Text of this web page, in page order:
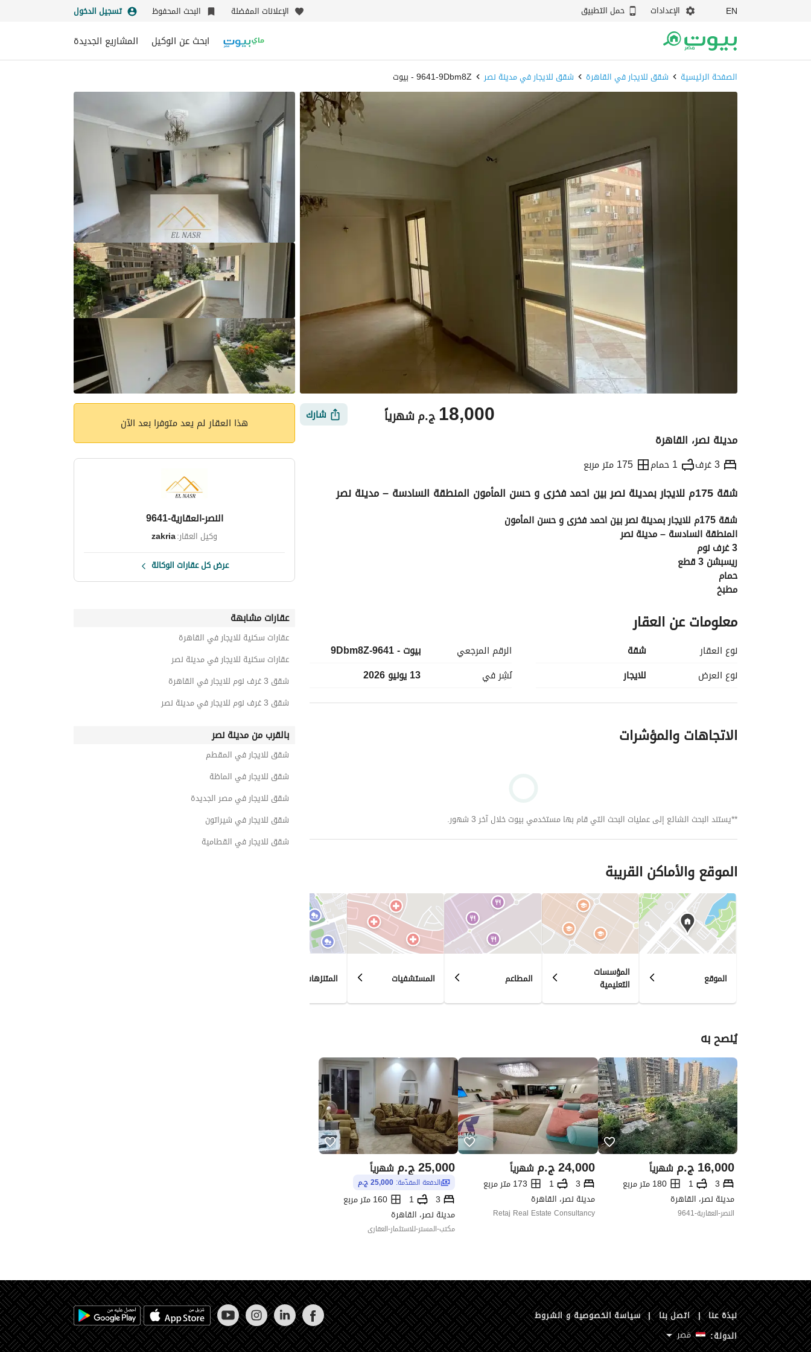
EN الإعدادات حمل التطبيق الإعلانات المفضلة البحث المحفوظ تسجيل الدخول
ابحث عن الوكيل المشاريع الجديدة
الصفحة الرئيسية شقق للايجار في القاهرة شقق للايجار في مدينة نصر 9641-9Dbm8Z - بيوت
ج.م18,000 شهرياً شارك
مدينة نصر، القاهرة
3 غرف 1 حمام 175 متر مربع
شقة 175م للايجار بمدينة نصر بين احمد فخرى و حسن المأمون المنطقة السادسة – مدينة نصر
شقة 175م للايجار بمدينة نصر بين احمد فخرى و حسن المأمون
المنطقة السادسة – مدينة نصر
3 غرف نوم
ريسبشن 3 قطع
حمام
مطبخ
موقع مميز قريب من جميع الخدمات والمحاور الرئيسية
الشقة مناسبة للسكن العائلي أو الاستثمار
والشيراتون :للتواصل
عرض معلومات الاتصال
معلومات عن العقار
نوع العقار
شقة
نوع العرض
للايجار
الرقم المرجعي
بيوت - 9641-9Dbm8Z
نُشِر في
13 يونيو 2026
الاتجاهات والمؤشرات
**يستند البحث الشائع إلى عمليات البحث التي قام بها مستخدمي بيوت خلال آخر 3 شهور.
الموقع والأماكن القريبة
الموقع المؤسسات
التعليمية المطاعم المستشفيات المتنزهات
يُنصح به
ج.م16,000 شهرياً
3
1
180 متر مربع
مدينة نصر، القاهرة
النصر-العقارية-9641
ج.م24,000 شهرياً
3
1
173 متر مربع
مدينة نصر، القاهرة
Retaj Real Estate Consultancy
ج.م25,000 شهرياً
الدفعة المقدّمة: 25,000 ج.م
3
1
160 متر مربع
مدينة نصر، القاهرة
مكتب-المستر-للاستثمار-العقارى
هذا العقار لم يعد متوفرا بعد الآن
النصر-العقارية-9641
وكيل العقار:zakria
عرض كل عقارات الوكالة
عقارات مشابهة
عقارات سكنية للايجار في القاهرة
عقارات سكنية للايجار في مدينة نصر
شقق 3 غرف نوم للايجار في القاهرة
شقق 3 غرف نوم للايجار في مدينة نصر
بالقرب من مدينة نصر
شقق للايجار في المقطم
شقق للايجار في الماظة
شقق للايجار في مصر الجديدة
شقق للايجار في شيراتون
شقق للايجار في القطامية
نبذة عنا | اتصل بنا | سياسة الخصوصية و الشروط
الدولة:
مَصر